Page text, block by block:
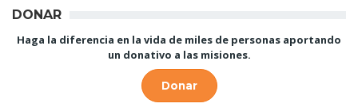
DONAR
Haga la diferencia en la vida de miles de personas aportando
un donativo a las misiones.
Donar